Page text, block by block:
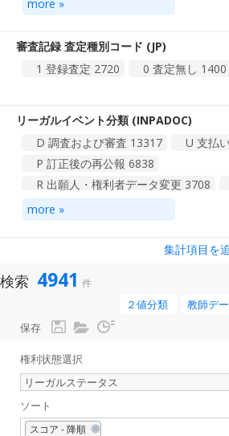
more »
審査記録 査定種別コード (JP)
1 登録査定 2720 0 査定無し 1400
リーガルイベント分類 (INPADOC)
D 調査および審査 13317 U 支払い
P 訂正後の再公報 6838
R 出願人・権利者データ変更 3708
Z 分類中
E 付与前異議申立・権利審査請求210
総計 14 件 1
more »
集計項目を
検索 4941 件
２値分類 教師デ
保存
権利状態選択
ソート
スコア - 降順